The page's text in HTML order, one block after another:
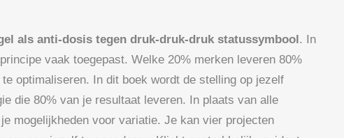
als anti-dosis tegen druk-druk-druk statussymbool . In
vaak toegepast. Welke 20% merken leveren 80%
optimaliseren. In dit boek wordt de stelling op jezelf
die 80% van je resultaat leveren. In plaats van alle
mogelijkheden voor variatie. Je kan vier projecten